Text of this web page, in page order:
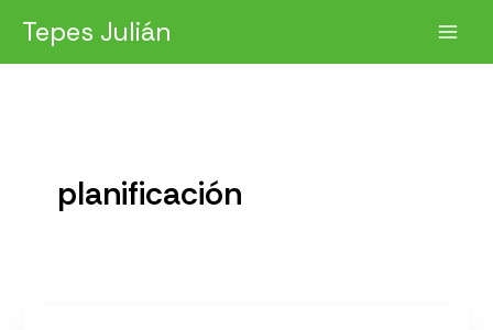
contenido
Tepes Julián
planificación